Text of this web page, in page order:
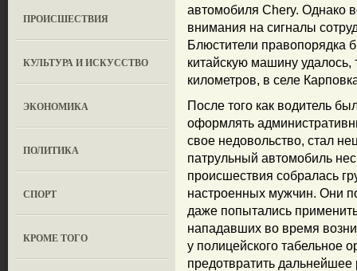
ПРОИСШЕСТВИЯ
КУЛЬТУРА И ИСКУССТВО
ЭКОНОМИКА
ПОЛИТИКА
СПОРТ
КРОМЕ ТОГО
автомобиля Chery. Однако
внимания на сигналы
Блюстители правопорядка
китайскую машину удалось,
километров, в селе
После того как водитель
оформлять
свое недовольство, стал
патрульный автомобиль
происшествия собралась
настроенных мужчин. Они
даже попытались
нападавших во время
у полицейского табельное
предотвратить